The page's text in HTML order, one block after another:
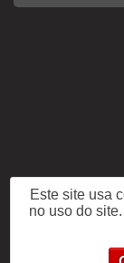
Este site usa
no uso do